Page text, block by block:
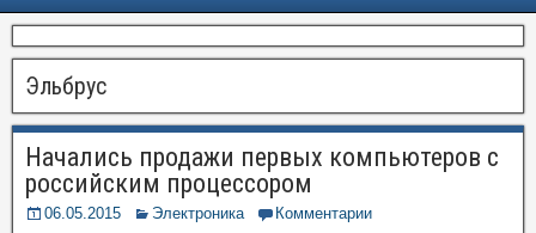
Эльбрус
Начались продажи первых компьютеров с
российским процессором
06.05.2015 Электроника Комментарии